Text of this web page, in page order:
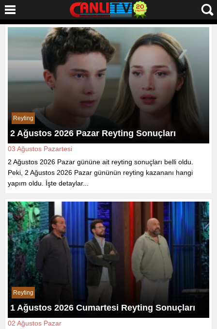
Reyting
2 Ağustos 2026 Pazar Reyting Sonuçları
03 Ağustos Pazartesi
2 Ağustos 2026 Pazar gününe ait reyting sonuçları belli oldu.
Peki, 2 Ağustos 2026 Pazar gününün reyting kazananı hangi
yapım oldu. İşte detaylar...
Reyting
1 Ağustos 2026 Cumartesi Reyting Sonuçları
02 Ağustos Pazar